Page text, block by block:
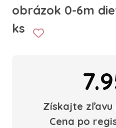
obrázok 0-6m
ks
Získajte
Cena po